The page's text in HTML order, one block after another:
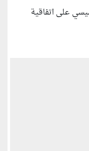
على اتفاقية